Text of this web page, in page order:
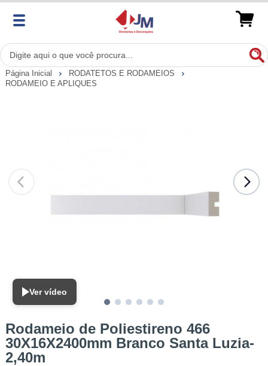
Página Inicial
RODATETOS E RODAMEIOS
RODAMEIO E APLIQUES
Ver vídeo
Rodameio de Poliestireno 466
30X16X2400mm Branco Santa Luzia-
2,40m